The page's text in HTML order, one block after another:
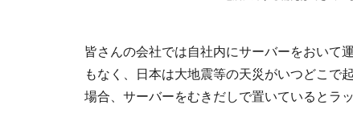
皆さんの会社では自社内にサーバーをおいて
もなく、日本は大地震等の天災がいつどこで
場合、サーバーをむきだしで置いているとラ